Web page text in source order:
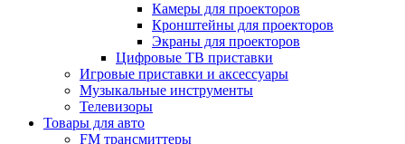
Камеры для проекторов
Кронштейны для проекторов
Экраны для проекторов
Цифровые ТВ приставки
Игровые приставки и аксессуары
Музыкальные инструменты
Телевизоры
Товары для авто
FM трансмиттеры